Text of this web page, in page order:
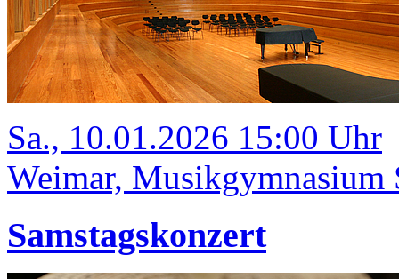
Sa., 10.01.2026 15:00 Uhr
Weimar, Musikgymnasium
Samstagskonzert